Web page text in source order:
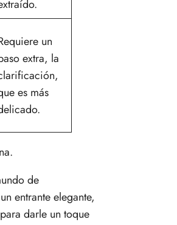
un
extra, la
es más
de
entrante elegante,
darle un toque